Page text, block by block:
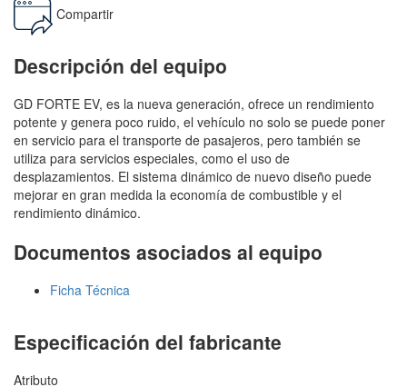
Compartir
Descripción del equipo
GD FORTE EV, es la nueva generación, ofrece un rendimiento
potente y genera poco ruido, el vehículo no solo se puede poner
en servicio para el transporte de pasajeros, pero también se
utiliza para servicios especiales, como el uso de
desplazamientos. El sistema dinámico de nuevo diseño puede
mejorar en gran medida la economía de combustible y el
rendimiento dinámico.
Documentos asociados al equipo
Ficha Técnica
Especificación del fabricante
Atributo